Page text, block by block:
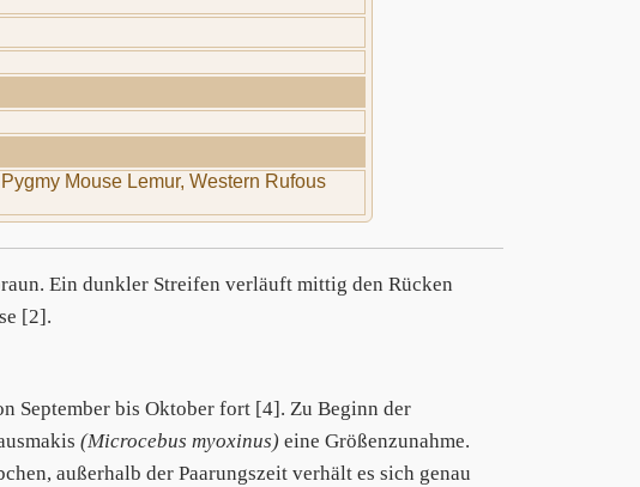
Pygmy Mouse Lemur, Western Rufous
Ein dunkler Streifen verläuft mittig den Rücken
[2].
September bis Oktober fort [4]. Zu Beginn der
(Microcebus myoxinus) eine Größenzunahme.
außerhalb der Paarungszeit verhält es sich genau